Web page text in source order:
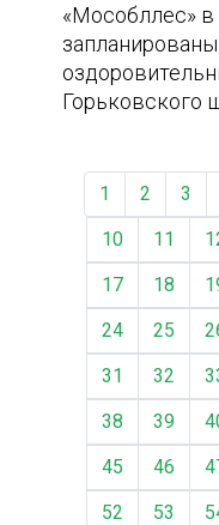
«Мособллес» в
Горьковского
1 2 3
10
11
17
18
24
25
31
32
38
39
45
46
52
53